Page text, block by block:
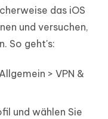
das iOS
und versuchen,
So geht's:
> VPN &
und wählen Sie